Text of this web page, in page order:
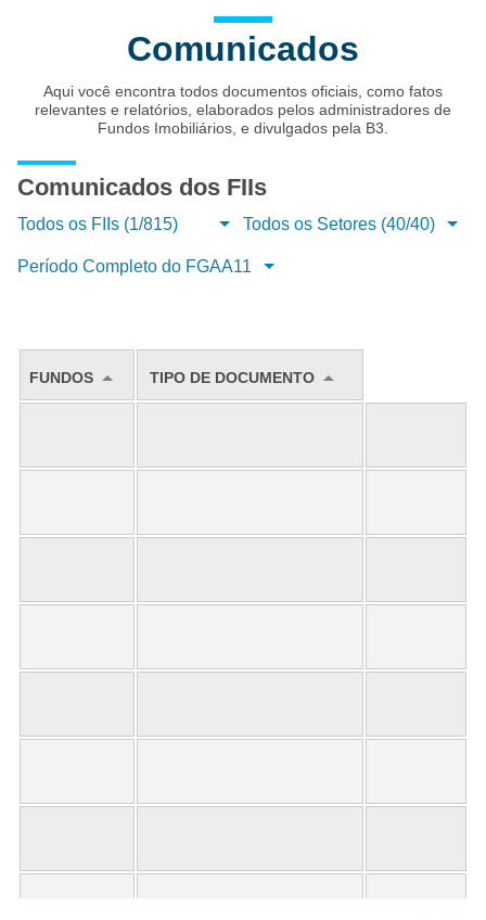
Comunicados
Aqui você encontra todos documentos oficiais, como fatos
relevantes e relatórios, elaborados pelos administradores de
Fundos Imobiliários, e divulgados pela B3.
Comunicados dos FIIs
Todos os FIIs (1/815) Todos os Setores (40/40)
Período Completo do FGAA11
FUNDOS TIPO DE DOCUMENTO